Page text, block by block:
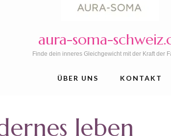
aura-soma-
Finde dein inneres Gleichgewicht mit der Kraft der
ÜBER UNS KONTAKT
leben